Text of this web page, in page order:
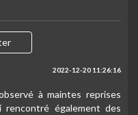
2022-12-20 11:26:16
à maintes reprises
rencontré également des